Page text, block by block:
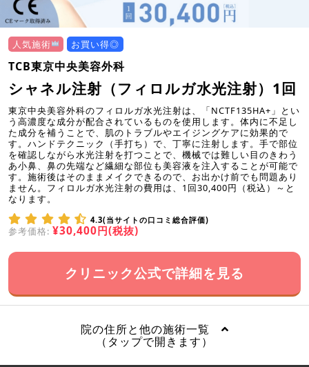
人気施術 お買い得◎
TCB東京中央美容外科
シャネル注射（フィロルガ水光注射）1回
東京中央美容外科のフィロルガ水光注射は、「NCTF135HA+」とい
う高濃度な成分が配合されているものを使用します。体内に不足し
た成分を補うことで、肌のトラブルやエイジングケアに効果的で
す。ハンドテクニック（手打ち）で、丁寧に注射します。手で部位
を確認しながら水光注射を打つことで、機械では難しい目のきわう
あ小鼻、鼻の先端など繊細な部位も美容液を注入することが可能で
す。施術後はそのままメイクできるので、お出かけ前でも問題あり
ません。フィロルガ水光注射の費用は、1回30,400円（税込）～と
なります。
4.3(当サイトの口コミ総合評価)
参考価格: ¥30,400円(税抜)
クリニック公式で詳細を見る
院の住所と他の施術一覧
（タップで開きます）